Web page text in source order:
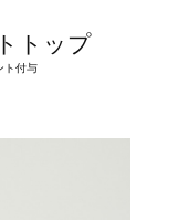
トップ
ト付与